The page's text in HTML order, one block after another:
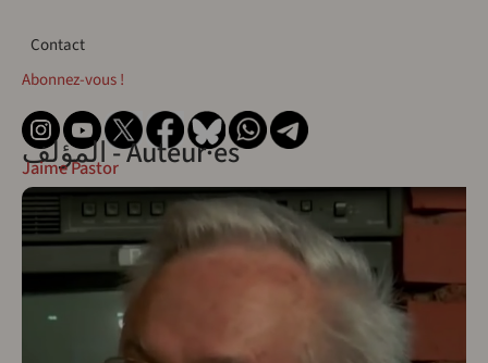
Contact
Contact
Abonnez-vous !
المؤلف - Auteur·esJaime Pastor